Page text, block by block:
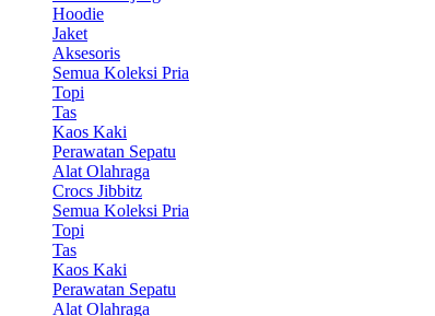
Hoodie
Jaket
Aksesoris
Semua Koleksi Pria
Topi
Tas
Kaos Kaki
Perawatan Sepatu
Alat Olahraga
Crocs Jibbitz
Semua Koleksi Pria
Topi
Tas
Kaos Kaki
Perawatan Sepatu
Alat Olahraga